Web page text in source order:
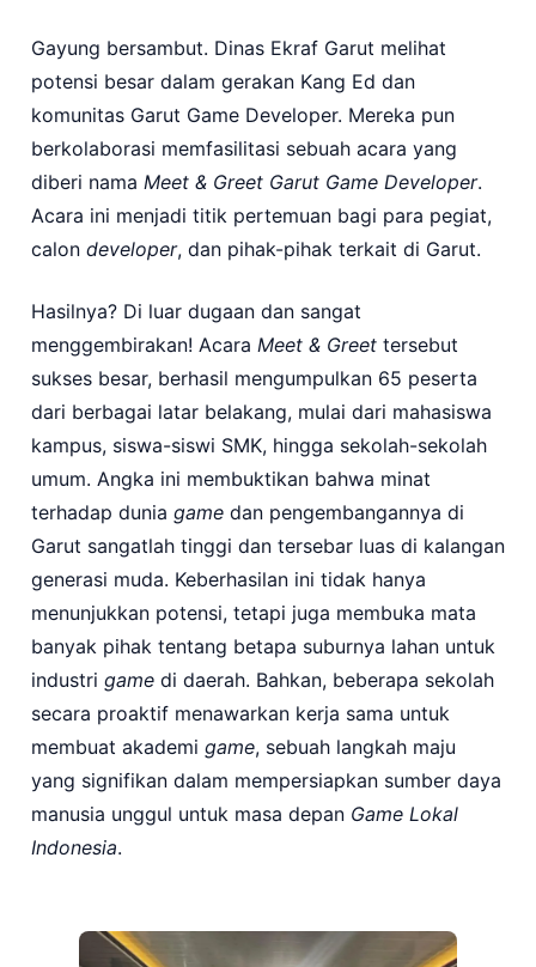
Gayung bersambut. Dinas Ekraf Garut melihat
potensi besar dalam gerakan Kang Ed dan
komunitas Garut Game Developer. Mereka pun
berkolaborasi memfasilitasi sebuah acara yang
diberi nama Meet & Greet Garut Game Developer.
Acara ini menjadi titik pertemuan bagi para pegiat,
calon developer, dan pihak-pihak terkait di Garut.
Hasilnya? Di luar dugaan dan sangat
menggembirakan! Acara Meet & Greet tersebut
sukses besar, berhasil mengumpulkan 65 peserta
dari berbagai latar belakang, mulai dari mahasiswa
kampus, siswa-siswi SMK, hingga sekolah-sekolah
umum. Angka ini membuktikan bahwa minat
terhadap dunia game dan pengembangannya di
Garut sangatlah tinggi dan tersebar luas di kalangan
generasi muda. Keberhasilan ini tidak hanya
menunjukkan potensi, tetapi juga membuka mata
banyak pihak tentang betapa suburnya lahan untuk
industri game di daerah. Bahkan, beberapa sekolah
secara proaktif menawarkan kerja sama untuk
membuat akademi game, sebuah langkah maju
yang signifikan dalam mempersiapkan sumber daya
manusia unggul untuk masa depan Game Lokal
Indonesia.